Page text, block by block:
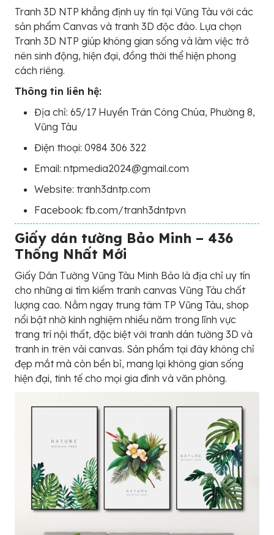
Tranh 3D NTP khẳng định uy tín tại Vũng Tàu với các
sản phẩm Canvas và tranh 3D độc đáo. Lựa chọn
Tranh 3D NTP giúp không gian sống và làm việc trở
nên sinh động, hiện đại, đồng thời thể hiện phong
cách riêng.
Thông tin liên hệ:
Địa chỉ: 65/17 Huyền Trân Công Chúa, Phường 8,
Vũng Tàu
Điện thoại: 0984 306 322
Email: ntpmedia2024@gmail.com
Website: tranh3dntp.com
Facebook: fb.com/tranh3dntpvn
Giấy dán tường Bảo Minh – 436
Thống Nhất Mới
Giấy Dán Tường Vũng Tàu Minh Bảo là địa chỉ uy tín
cho những ai tìm kiếm tranh canvas Vũng Tàu chất
lượng cao. Nằm ngay trung tâm TP Vũng Tàu, shop
nổi bật nhờ kinh nghiệm nhiều năm trong lĩnh vực
trang trí nội thất, đặc biệt với tranh dán tường 3D và
tranh in trên vải canvas. Sản phẩm tại đây không chỉ
đẹp mắt mà còn bền bỉ, mang lại không gian sống
hiện đại, tinh tế cho mọi gia đình và văn phòng.